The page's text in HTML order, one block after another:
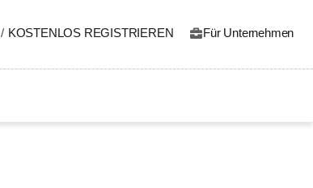
/ KOSTENLOS REGISTRIEREN Für Unternehmen